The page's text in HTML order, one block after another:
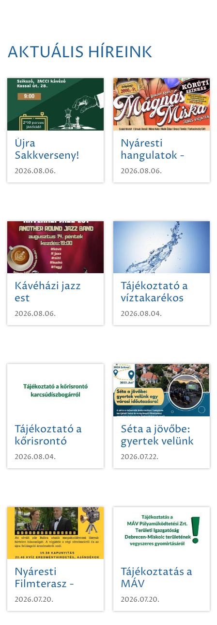
AKTUÁLIS HÍREINK
Újra
Sakkverseny!
2026.08.06.
Nyáresti
hangulatok -
Mágnás Miska
2026.08.06.
Kávéházi jazz
est
2026.08.06.
Tájékoztató a
víztakarékos
vízhasználatról
2026.08.04.
Tájékoztató a
kőrisrontó
karcsúdíszbogárról
2026.08.04.
Séta a jövőbe:
gyertek velünk
egy városi
időutazásra!
2026.07.22.
Nyáresti
Filmterasz -
Beugró a
Paradicsomba
2026.07.20.
Tájékoztatás a
MÁV
Pályaműködtetési
Zrt. Területi
2026.07.20.